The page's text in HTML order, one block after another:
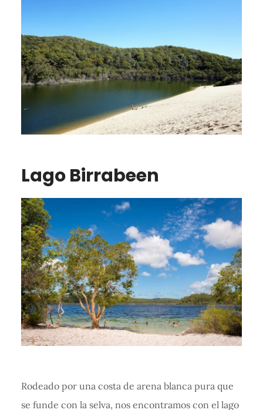
Lago Birrabeen
Rodeado por una costa de arena blanca pura que
se funde con la selva, nos encontramos con el lago